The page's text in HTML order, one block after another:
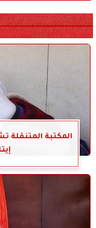
المكتبة المتنقلة